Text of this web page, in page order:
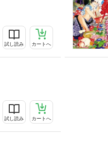
試し読み カートへ
試し読み カートへ